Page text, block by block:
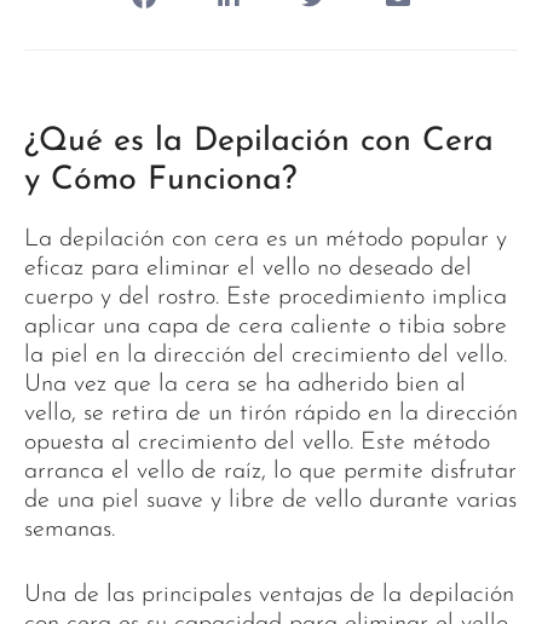
¿Qué es la Depilación con Cera
y Cómo Funciona?
La depilación con cera es un método popular y
eficaz para eliminar el vello no deseado del
cuerpo y del rostro. Este procedimiento implica
aplicar una capa de cera caliente o tibia sobre
la piel en la dirección del crecimiento del vello.
Una vez que la cera se ha adherido bien al
vello, se retira de un tirón rápido en la dirección
opuesta al crecimiento del vello. Este método
arranca el vello de raíz, lo que permite disfrutar
de una piel suave y libre de vello durante varias
semanas.
Una de las principales ventajas de la depilación